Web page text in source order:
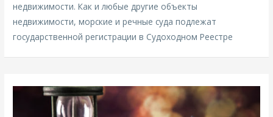
недвижимости. Как и любые другие объекты
недвижимости, морские и речные суда подлежат
государственной регистрации в Судоходном Реестре